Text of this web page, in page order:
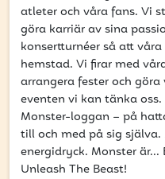
atleter och våra fans. Vi
göra karriär av sina
konsertturnéer så att
hemstad. Vi firar med
arrangera fester och
eventen vi kan tänka
Monster-loggan – på
till och med på sig
energidryck. Monster är...
Unleash The Beast!